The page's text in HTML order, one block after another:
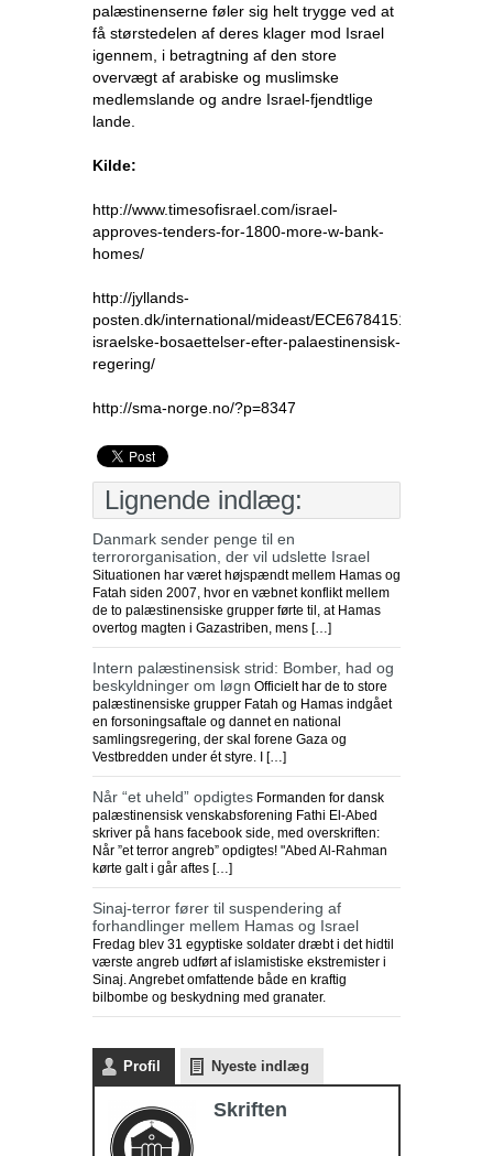
palæstinenserne føler sig helt trygge ved at
få størstedelen af ​​deres klager mod Israel
igennem, i betragtning af den store
overvægt af arabiske og muslimske
medlemslande og andre Israel-fjendtlige
lande.
Kilde:
http://www.timesofisrael.com/israel-
approves-tenders-for-1800-more-w-bank-
homes/
http://jyllands-
posten.dk/international/mideast/ECE6784151/nye-
israelske-bosaettelser-efter-palaestinensisk-
regering/
http://sma-norge.no/?p=8347
Lignende indlæg:
Danmark sender penge til en
terrororganisation, der vil udslette Israel
Situationen har været højspændt mellem Hamas og
Fatah siden 2007, hvor en væbnet konflikt mellem
de to palæstinensiske grupper førte til, at Hamas
overtog magten i Gazastriben, mens […]
Intern palæstinensisk strid: Bomber, had og
beskyldninger om løgn Officielt har de to store
palæstinensiske grupper Fatah og Hamas indgået
en forsoningsaftale og dannet en national
samlingsregering, der skal forene Gaza og
Vestbredden under ét styre. I […]
Når “et uheld” opdigtes Formanden for dansk
palæstinensisk venskabsforening Fathi El-Abed
skriver på hans facebook side, med overskriften:
Når ”et terror angreb” opdigtes! "Abed Al-Rahman
kørte galt i går aftes […]
Sinaj-terror fører til suspendering af
forhandlinger mellem Hamas og Israel
Fredag blev 31 egyptiske soldater dræbt i det hidtil
værste angreb udført af islamistiske ekstremister i
Sinaj. Angrebet omfattende både en kraftig
bilbombe og beskydning med granater.
Profil Nyeste indlæg
Skriften